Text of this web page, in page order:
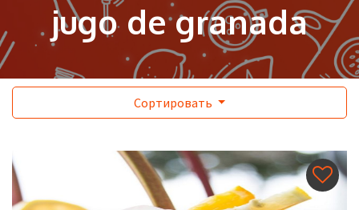
jugo de granada
Сортировать